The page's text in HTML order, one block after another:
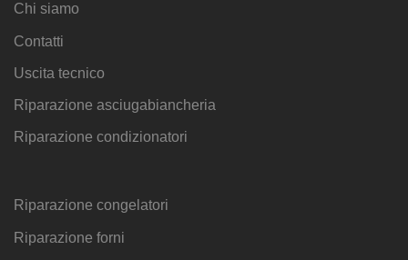
Chi siamo
Contatti
Uscita tecnico
Riparazione asciugabiancheria
Riparazione condizionatori
Riparazione congelatori
Riparazione forni